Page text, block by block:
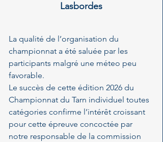
Lasbordes
La qualité de l’organisation du
championnat a été saluée par les
participants malgré une méteo peu
favorable.
Le succès de cette édition 2026 du
Championnat du Tarn individuel toutes
catégories confirme l’intérêt croissant
pour cette épreuve concoctée par
notre responsable de la commission